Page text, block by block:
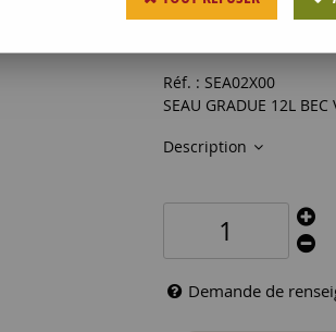
13,40€HT
Réf. : SEA02X00
SEAU GRADUE 12L BEC
Description
Demande de